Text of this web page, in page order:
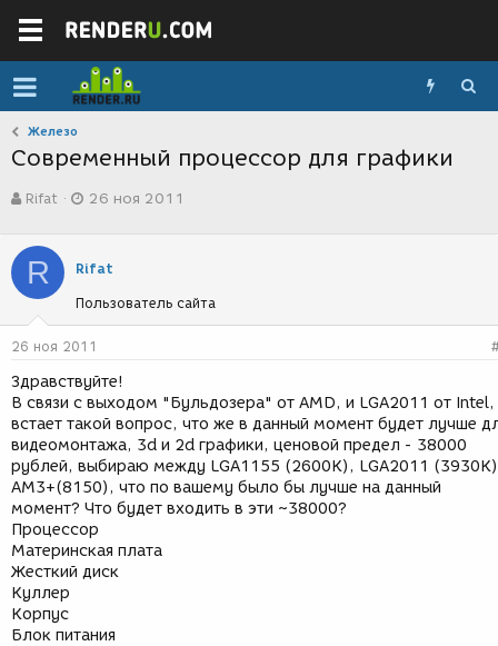
Железо
Современный процессор для графики
в
о
р
т
е
м
ы
Rifat
а
с
з
д
а
и
я
26 ноя 2011
R Rifat
Пользователь сайта
26 ноя 2011
Здравствуйте!
В связи с выходом "Бульдозера" от AMD, и LGA2011 от Intel,
встает такой вопрос, что же в данный момент будет лучше
видеомонтажа, 3d и 2d графики, ценовой предел - 38000
рублей, выбираю между LGA1155 (2600K), LGA2011
AM3+(8150), что по вашему было бы лучше на данный
момент? Что будет входить в эти ~38000?
Процессор
Материнская плата
Жесткий диск
Куллер
Корпус
Блок питания